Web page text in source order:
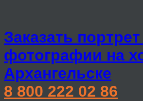
Заказать
фотографии на
Архангельске
8 800 222 02 86